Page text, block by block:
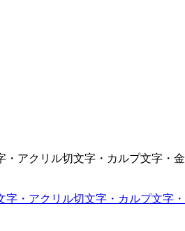
・アクリル切文字・カルプ文字・金